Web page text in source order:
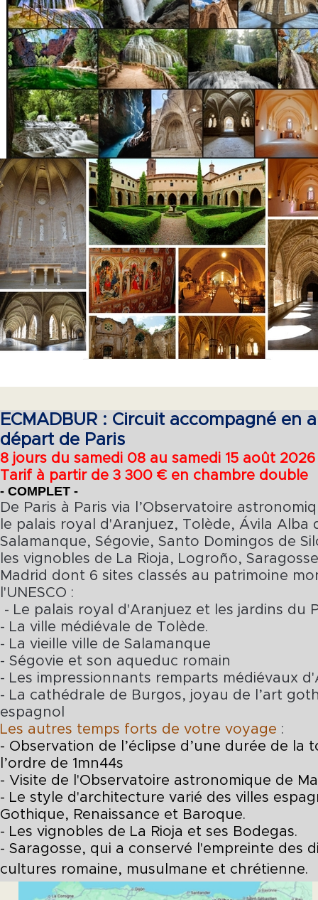
ECMADBUR : Circuit accompagné en
départ de Paris
8 jours du samedi 08 au samedi 15 août
Tarif à partir de 3 300 € en chambre double
- COMPLET -
De Paris à Paris via l’Observatoire
le palais royal d'Aranjuez, Tolède, Ávila Alba
Salamanque, Ségovie, Santo Domingos de
les vignobles de La Rioja, Logroño,
Madrid dont 6 sites classés au patrimoine
l'UNESCO :
- Le palais royal d'Aranjuez et les jardins du
- La ville médiévale de Tolède.
- La vieille ville de Salamanque
- Ségovie et son aqueduc romain
- Les impressionnants remparts médiévaux
- La cathédrale de Burgos, joyau de l’art
espagnol
Les autres temps forts de votre voyage :
- Observation de l’éclipse d’une durée de la
l’ordre de 1mn44s
- Visite de l'Observatoire astronomique de
- Le style d'architecture varié des villes
Gothique, Renaissance et Baroque.
- Les vignobles de La Rioja et ses Bodegas.
- Saragosse, qui a conservé l'empreinte des
cultures romaine, musulmane et chrétienne.